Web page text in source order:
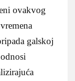
ovakvog
galskoj